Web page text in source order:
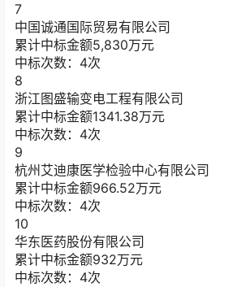
7
中国诚通国际贸易有限公司
累计中标金额5,830万元
中标次数：4次
8
浙江图盛输变电工程有限公司
累计中标金额1341.38万元
中标次数：4次
9
杭州艾迪康医学检验中心有限公司
累计中标金额966.52万元
中标次数：4次
10
华东医药股份有限公司
累计中标金额932万元
中标次数：4次